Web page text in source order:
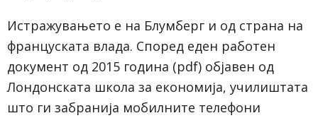
Истражувањето е на Блумберг и од страна на
француската влада. Според еден работен
документ од 2015 година (pdf) објавен од
Лондонската школа за економија, училиштата
што ги забранија мобилните телефони